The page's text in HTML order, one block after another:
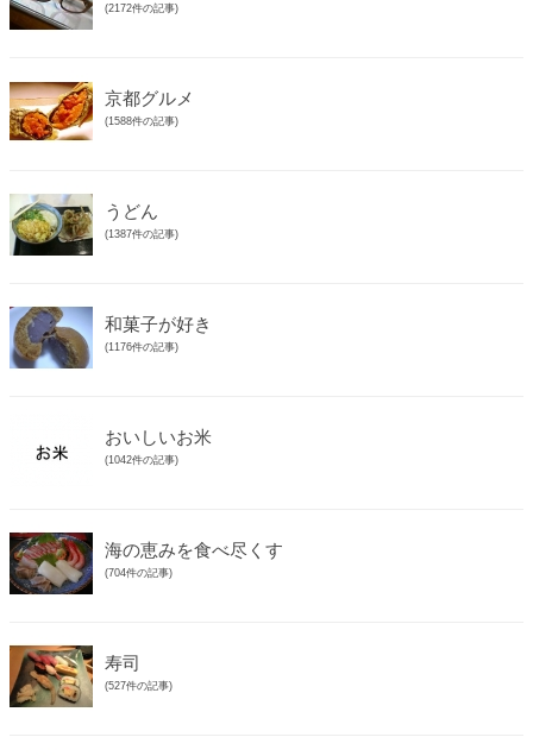
(2172件の記事)
京都グルメ
(1588件の記事)
うどん
(1387件の記事)
和菓子が好き
(1176件の記事)
おいしいお米
(1042件の記事)
海の恵みを食べ尽くす
(704件の記事)
寿司
(527件の記事)